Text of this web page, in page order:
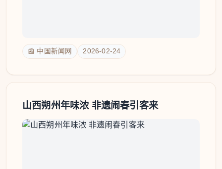
📰 中国新闻网 2026-02-24
山西朔州年味浓 非遗闹春引客来